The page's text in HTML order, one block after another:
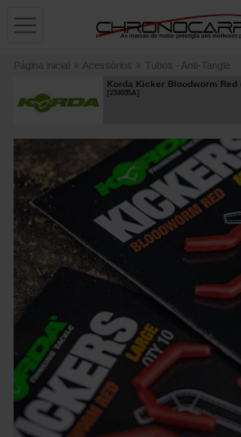
Página inicial » Acessórios » Tubos - Anti-Tangle
Korda Kicker Bloodworm Red
[234035A]